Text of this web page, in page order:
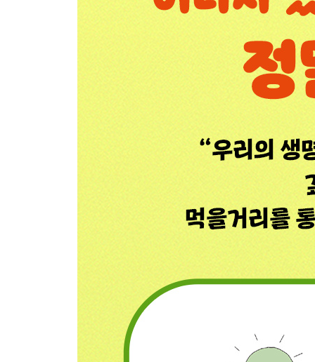
원전 사고 후의 먹거리에 대한 생각
먹는 것으로 자연의 일부가 되는 우리